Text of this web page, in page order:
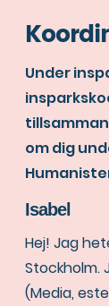
Under
om dig
Isabel
Hej! Jag
Stockholm.
(Media,